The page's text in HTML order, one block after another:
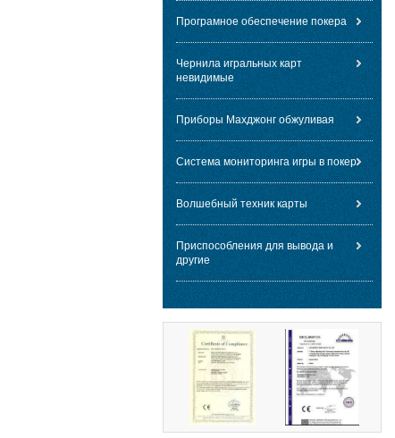
Програмное обеспечение покера
Чернила игральных карт
невидимые
Приборы Махджонг обжуливая
Система мониторинга игры в покер
Волшебный техник карты
Приспособления для вывода и
другие